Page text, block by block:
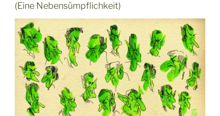
(Eine Nebensümpflichkeit)